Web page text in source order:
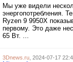
Мы уже видели
энергопотребления.
Ryzen 9 9950X
первому. Это даже
65 Вт. ...
3Dnews.ru , 2024-07-17